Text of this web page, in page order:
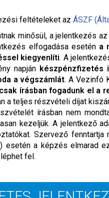
feltételeket az ÁSZF
minősül, a jelentkezés
elfogadása esetén a
kiegyenlíti. A
napján készpénzfizetés
a végszámlát. A Vezinfó
írásban fogadunk el a
a teljes részvételi díjat
írásban nem
kezeljük. A jelentkező
Szervező
esetén a képzés elmarad
fel.